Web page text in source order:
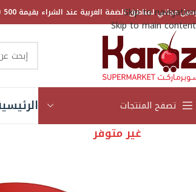
Skip to navigation
Skip to main content
مجاني لمناطق الضفة الغربية عند الشراء بقيمة 500 ₪
تصفح المنتجات
غير متوفر